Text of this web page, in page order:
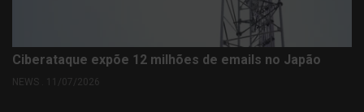
Ciberataque expõe 12 milhões de emails no Japão
NEWS . 11/07/2026